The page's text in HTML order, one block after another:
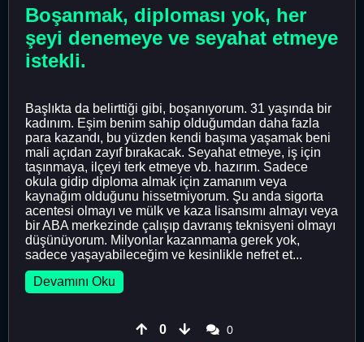
Boşanmak, diploması yok, her
şeyi denemeye ve seyahat etmeye
istekli.
Başlıkta da belirttiği gibi, boşanıyorum. 31 yaşında bir
kadınım. Eşim benim sahip olduğumdan daha fazla
para kazandı, bu yüzden kendi başıma yaşamak beni
mali açıdan zayıf bırakacak. Seyahat etmeye, iş için
taşınmaya, ilçeyi terk etmeye vb. hazırım. Sadece
okula gidip diploma almak için zamanım veya
kaynağım olduğunu hissetmiyorum. Şu anda sigorta
acentesi olmayı ve mülk ve kaza lisansımı almayı veya
bir ABA merkezinde çalışıp davranış teknisyeni olmayı
düşünüyorum. Milyonlar kazanmama gerek yok,
sadece yaşayabileceğim ve kesinlikle nefret et...
Devamını Oku
0
0